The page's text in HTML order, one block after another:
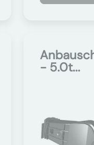
- 5.0t...